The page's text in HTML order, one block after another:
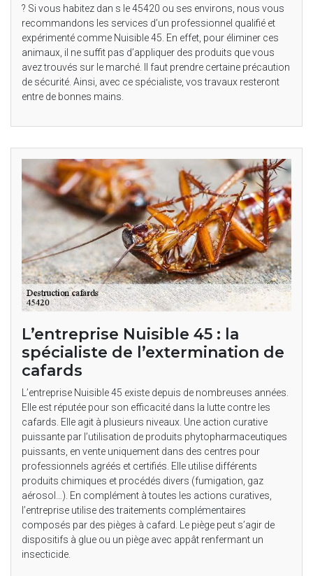
? Si vous habitez dan s le 45420 ou ses environs, nous vous
recommandons les services d’un professionnel qualifié et
expérimenté comme Nuisible 45. En effet, pour éliminer ces
animaux, il ne suffit pas d’appliquer des produits que vous
avez trouvés sur le marché. Il faut prendre certaine précaution
de sécurité. Ainsi, avec ce spécialiste, vos travaux resteront
entre de bonnes mains.
L’entreprise Nuisible 45 : la
spécialiste de l’extermination de
cafards
L’entreprise Nuisible 45 existe depuis de nombreuses années.
Elle est réputée pour son efficacité dans la lutte contre les
cafards. Elle agit à plusieurs niveaux. Une action curative
puissante par l’utilisation de produits phytopharmaceutiques
puissants, en vente uniquement dans des centres pour
professionnels agréés et certifiés. Elle utilise différents
produits chimiques et procédés divers (fumigation, gaz
aérosol…). En complément à toutes les actions curatives,
l’entreprise utilise des traitements complémentaires
composés par des pièges à cafard. Le piège peut s’agir de
dispositifs à glue ou un piège avec appât renfermant un
insecticide.